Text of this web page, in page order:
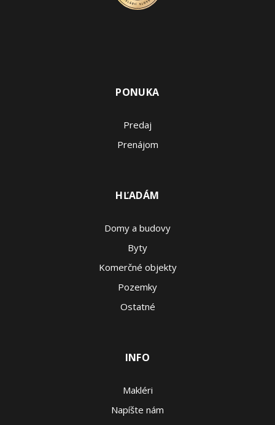
PONUKA
Predaj
Prenájom
HĽADÁM
Domy a budovy
Byty
Komerčné objekty
Pozemky
Ostatné
INFO
Makléri
Napíšte nám